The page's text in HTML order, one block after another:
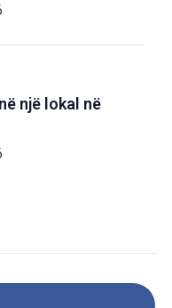
një lokal në